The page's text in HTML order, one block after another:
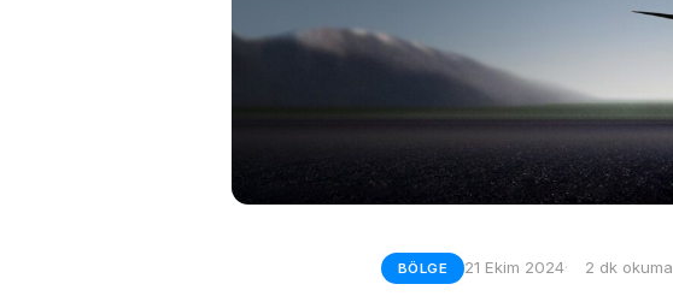
BÖLGE 21 Ekim 2024 2 dk okuma